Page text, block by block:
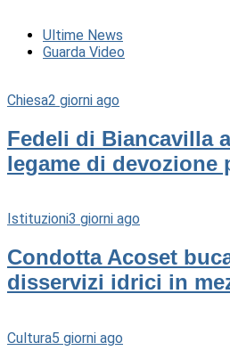
Ultime News
Guarda Video
Chiesa2 giorni ago
Fedeli di Biancavilla
legame di devozione
Istituzioni3 giorni ago
Condotta Acoset
disservizi idrici in
Cultura5 giorni ago